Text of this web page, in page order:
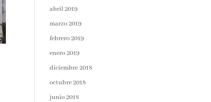
abril 2019
marzo 2019
febrero 2019
enero 2019
diciembre 2018
octubre 2018
junio 2018